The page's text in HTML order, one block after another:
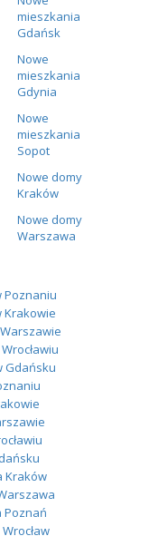
mieszkania
Gdańsk
Nowe
mieszkania
Gdynia
Nowe
mieszkania
Sopot
Nowe domy
Kraków
Nowe domy
Warszawa
Poznaniu
Krakowie
Gdańsku
Kraków
Poznań